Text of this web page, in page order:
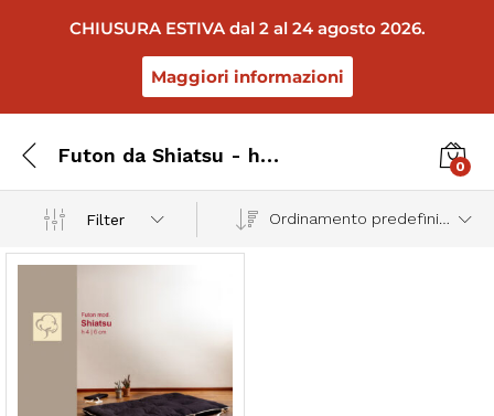
CHIUSURA ESTIVA dal 2 al 24 agosto 2026.
Maggiori informazioni
Futon da Shiatsu - h4/6 cm
0
Filter Ordinamento predefinito